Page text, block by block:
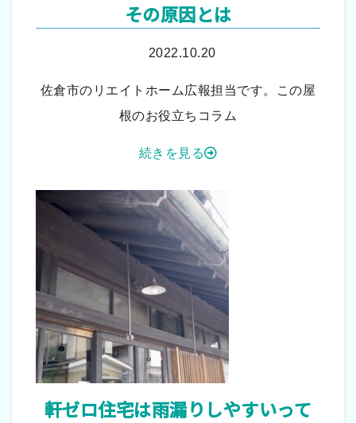
その原因とは
2022.10.20
佐倉市のリエイトホーム広報担当です。この屋
根のお役立ちコラム
続きを見る
軒ゼロ住宅は雨漏りしやすいって